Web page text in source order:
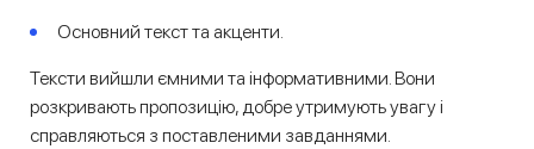
Основний текст та акценти.
Тексти вийшли ємними та інформативними. Вони
розкривають пропозицію, добре утримують увагу і
справляються з поставленими завданнями.